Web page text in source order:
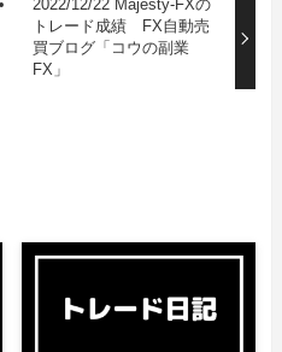
2022/12/22 Majesty-FXの
トレード成績 FX自動売
買ブログ「コウの副業
FX」